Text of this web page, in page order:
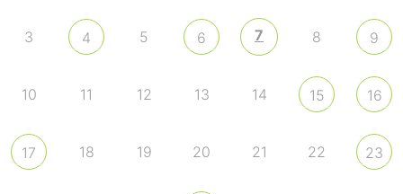
3 4 5 6 7 8 9
10 11 12 13 14 15 16
17 18 19 20 21 22 23